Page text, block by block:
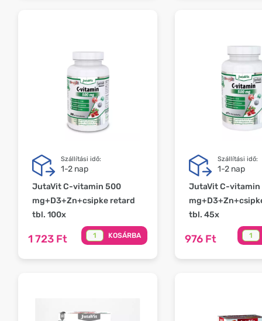
Szállítási idő:
1-2 nap
JutaVit C-vitamin 500
mg+D3+Zn+csipke retard
tbl. 100x
1 723 Ft KOSÁRBA
Szállítási idő:
1-2 nap
JutaVit C-vitamin
tbl. 45x
976 Ft